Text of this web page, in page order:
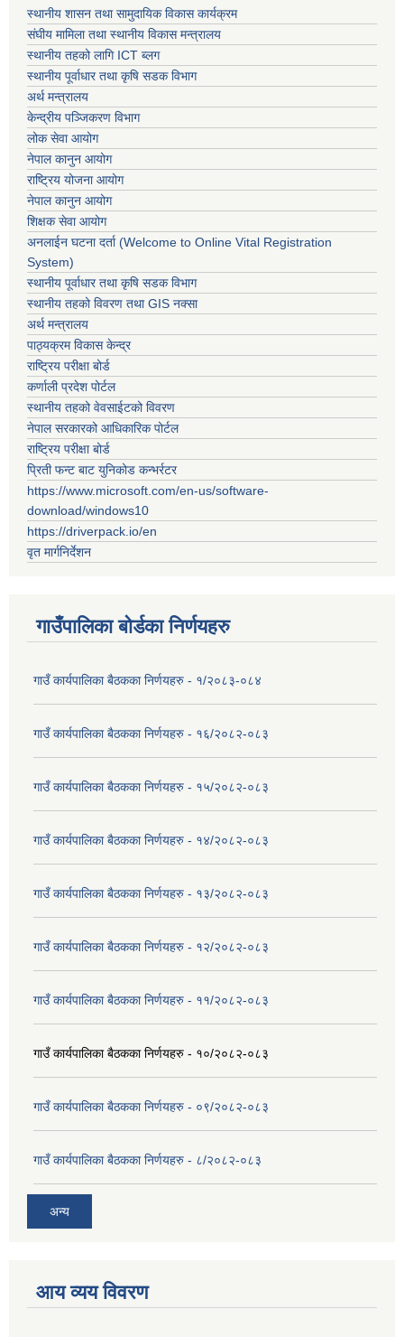
स्थानीय शासन तथा सामुदायिक विकास कार्यक्रम
संघीय मामिला तथा स्थानीय विकास मन्त्रालय
स्थानीय तहको लागि ICT ब्लग
स्थानीय पूर्वाधार तथा कृषि सडक विभाग
अर्थ मन्त्रालय
केन्द्रीय पञ्जिकरण विभाग
लोक सेवा आयोग
नेपाल कानुन आयोग
राष्ट्रिय योजना आयोग
नेपाल कानुन आयोग
शिक्षक सेवा आयोग
अनलाईन घटना दर्ता (Welcome to Online Vital Registration
System)
स्थानीय पूर्वाधार तथा कृषि सडक विभाग
स्थानीय तहको विवरण तथा GIS नक्सा
अर्थ मन्त्रालय
पाठ्यक्रम विकास केन्द्र
राष्ट्रिय परीक्षा बोर्ड
कर्णाली प्रदेश पोर्टल
स्थानीय तहको वेवसाईटको विवरण
नेपाल सरकारको आधिकारिक पोर्टल
राष्ट्रिय परीक्षा बोर्ड
प्रिती फन्ट बाट युनिकोड कन्भर्रटर
https://www.microsoft.com/en-us/software-
download/windows10
https://driverpack.io/en
वृत मार्गनिर्देशन
गाउँपालिका बोर्डका निर्णयहरु
गाउँ कार्यपालिका बैठकका निर्णयहरु - १/२०८३-०८४
गाउँ कार्यपालिका बैठकका निर्णयहरु - १६/२०८२-०८३
गाउँ कार्यपालिका बैठकका निर्णयहरु - १५/२०८२-०८३
गाउँ कार्यपालिका बैठकका निर्णयहरु - १४/२०८२-०८३
गाउँ कार्यपालिका बैठकका निर्णयहरु - १३/२०८२-०८३
गाउँ कार्यपालिका बैठकका निर्णयहरु - १२/२०८२-०८३
गाउँ कार्यपालिका बैठकका निर्णयहरु - ११/२०८२-०८३
गाउँ कार्यपालिका बैठकका निर्णयहरु - १०/२०८२-०८३
गाउँ कार्यपालिका बैठकका निर्णयहरु - ०९/२०८२-०८३
गाउँ कार्यपालिका बैठकका निर्णयहरु - ८/२०८२-०८३
अन्य
आय व्यय विवरण